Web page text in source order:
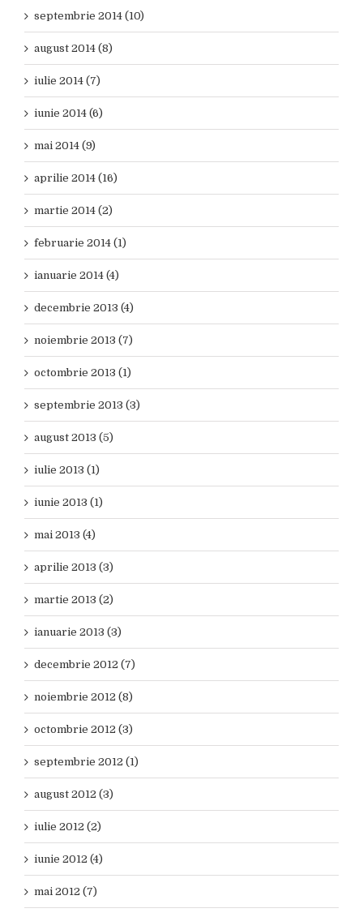
septembrie 2014 (10)
august 2014 (8)
iulie 2014 (7)
iunie 2014 (6)
mai 2014 (9)
aprilie 2014 (16)
martie 2014 (2)
februarie 2014 (1)
ianuarie 2014 (4)
decembrie 2013 (4)
noiembrie 2013 (7)
octombrie 2013 (1)
septembrie 2013 (3)
august 2013 (5)
iulie 2013 (1)
iunie 2013 (1)
mai 2013 (4)
aprilie 2013 (3)
martie 2013 (2)
ianuarie 2013 (3)
decembrie 2012 (7)
noiembrie 2012 (8)
octombrie 2012 (3)
septembrie 2012 (1)
august 2012 (3)
iulie 2012 (2)
iunie 2012 (4)
mai 2012 (7)